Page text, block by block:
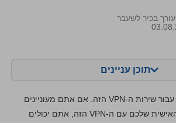
עורך בכיר לשעבר
תוכן עניינים
6.8
סקירה עדיין לא זמינה עבור שירות ה-VPN הזה. אם אתם מעוניינים
לשתף את ההתנסות האישית שלכם עם ה-VPN הזה, אתם יכולים